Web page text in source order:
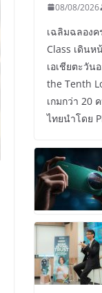
08/08/2026
เฉลิมฉลองค
Class เดิน
เอเชียตะวัน
the Tenth
เกมกว่า 20
ไทยนำโดย